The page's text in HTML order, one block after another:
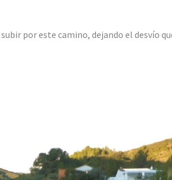
por este camino, dejando el desvío